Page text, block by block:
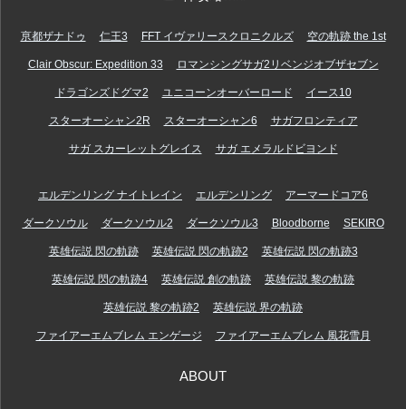
亰都ザナドゥ 仁王3 FFT イヴァリースクロニクルズ 空の軌跡 the 1st
Clair Obscur: Expedition 33 ロマンシングサガ2リベンジオブザセブン
ドラゴンズドグマ2 ユニコーンオーバーロード イース10
スターオーシャン2R スターオーシャン6 サガフロンティア
サガ スカーレットグレイス サガ エメラルドビヨンド
エルデンリング ナイトレイン エルデンリング アーマードコア6
ダークソウル ダークソウル2 ダークソウル3 Bloodborne SEKIRO
英雄伝説 閃の軌跡 英雄伝説 閃の軌跡2 英雄伝説 閃の軌跡3
英雄伝説 閃の軌跡4 英雄伝説 創の軌跡 英雄伝説 黎の軌跡
英雄伝説 黎の軌跡2 英雄伝説 界の軌跡
ファイアーエムブレム エンゲージ ファイアーエムブレム 風花雪月
ABOUT